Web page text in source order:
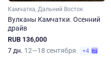
Камчатка, Дальний Восток
Вулканы Камчатки. Осенний
драйв
RUB 136,000
7 дн. 12—18 сентября +4